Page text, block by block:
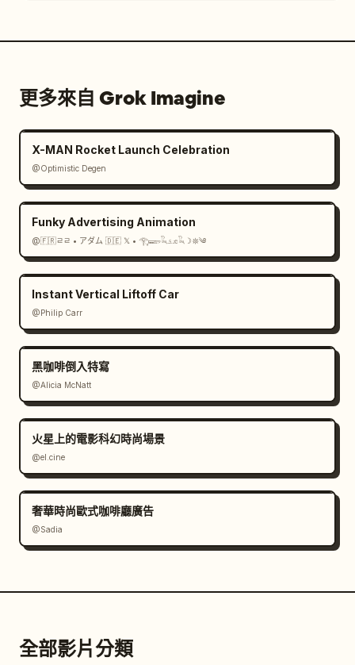
更多來自 Grok Imagine
X-MAN Rocket Launch Celebration
@Optimistic Degen
Funky Advertising Animation
@🇫🇷ㄹㄹ • アダム 🇩🇪 𝕏 • 𓂀𓆃𓆗𓃭𓆗☽𖤓༄
Instant Vertical Liftoff Car
@Philip Carr
黑咖啡倒入特寫
@Alicia McNatt
火星上的電影科幻時尚場景
@el.cine
奢華時尚歐式咖啡廳廣告
@Sadia
全部影片分類